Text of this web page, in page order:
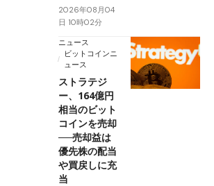
2026年08月04
日 10時02分
ニュース
ビットコインニ
ュース
ストラテジ
ー、164億円
相当のビット
コインを売却
──売却益は
優先株の配当
や買戻しに充
当